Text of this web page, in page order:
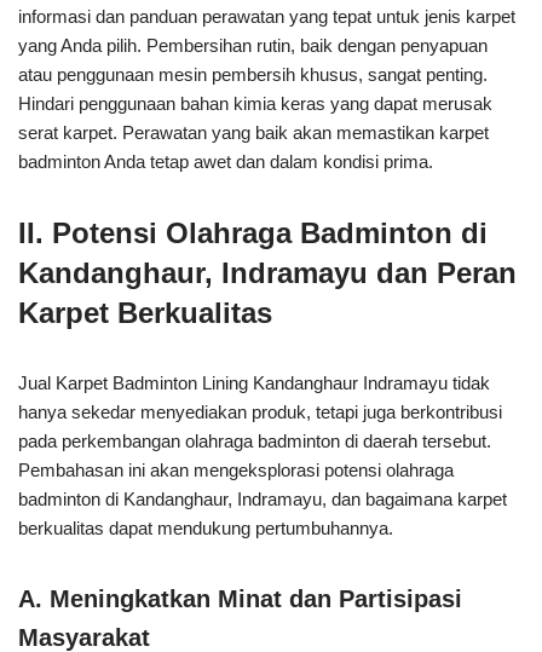
informasi dan panduan perawatan yang tepat untuk jenis karpet
yang Anda pilih. Pembersihan rutin, baik dengan penyapuan
atau penggunaan mesin pembersih khusus, sangat penting.
Hindari penggunaan bahan kimia keras yang dapat merusak
serat karpet. Perawatan yang baik akan memastikan karpet
badminton Anda tetap awet dan dalam kondisi prima.
II. Potensi Olahraga Badminton di
Kandanghaur, Indramayu dan Peran
Karpet Berkualitas
Jual Karpet Badminton Lining Kandanghaur Indramayu tidak
hanya sekedar menyediakan produk, tetapi juga berkontribusi
pada perkembangan olahraga badminton di daerah tersebut.
Pembahasan ini akan mengeksplorasi potensi olahraga
badminton di Kandanghaur, Indramayu, dan bagaimana karpet
berkualitas dapat mendukung pertumbuhannya.
A. Meningkatkan Minat dan Partisipasi
Masyarakat